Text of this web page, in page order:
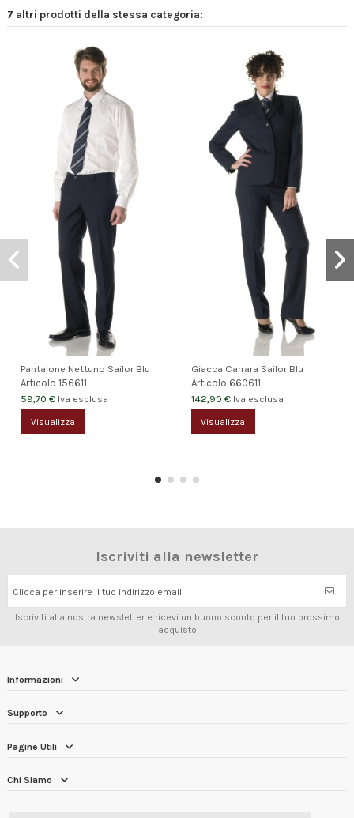
7 altri prodotti della stessa categoria:
Pantalone Nettuno Sailor Blu
Articolo156611
59,70 € Iva esclusa
Visualizza
Giacca Carrara Sailor Blu
Articolo 660611
142,90 € Iva esclusa
Visualizza
Iscriviti alla newsletter
Clicca per inserire il tuo indirizzo email
Iscriviti alla nostra newsletter e ricevi un buono sconto per il tuo prossimo
acquisto
Informazioni
Supporto
Pagine Utili
Chi Siamo